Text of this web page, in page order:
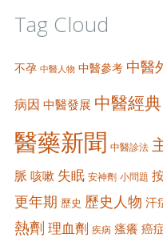
Tag Cloud
不孕 中醫人物 中醫參考 中醫
病因 中醫發展 中醫經典
醫藥新聞 中醫診法
脈 咳嗽 失眠 安神劑 小問題
更年期 歷史 歷史人物 汗
熱劑 理血劑 疾病 瘙癢 癌